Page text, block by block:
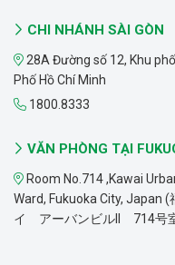
CHI NHÁNH SÀI GÒN
28A Đường số 12, Khu
Phố Hồ Chí Minh
1800.8333
VĂN PHÒNG TẠI
Room No.714 ,Kawai
Ward, Fukuoka City, Japan
イ アーバンビルII 714号